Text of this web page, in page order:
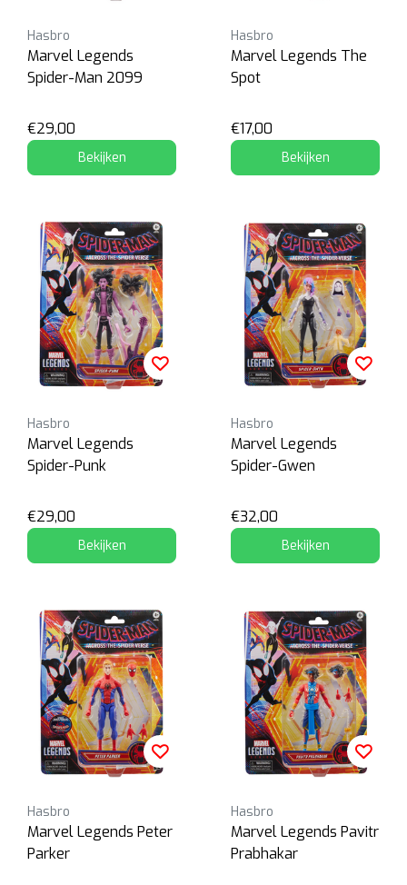
Hasbro
Marvel Legends
Spider-Man 2099
€29,00
Bekijken
Hasbro
Marvel Legends The
Spot
€17,00
Bekijken
Hasbro
Marvel Legends
Spider-Punk
€29,00
Bekijken
Hasbro
Marvel Legends
Spider-Gwen
€32,00
Bekijken
Hasbro
Marvel Legends Peter
Parker
Hasbro
Marvel Legends Pavitr
Prabhakar